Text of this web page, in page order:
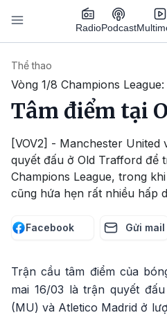
Nhảy đến nội dung
RadioPodcast
Thể thao
Vòng 1/8 Champions League:
Tâm điểm tại
[VOV2] - Manchester United
quyết đấu ở Old Trafford để
Champions League, trong
cũng hứa hẹn rất nhiều hấp
Facebook Gửi mail
Trận cầu tâm điểm của
mai 16/03 là trận quyết
(MU) và Atletico Madrid ở